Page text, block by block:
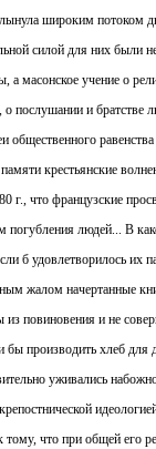
широким потоком
силой для них были
а масонское учение о
о послушании и братстве
общественного
крестьянские
г., что французские
погубления людей... В
б удовлетворилось их
жалом начертанные
из повиновения и не
бы производить хлеб для
уживались
тому, что при общей его